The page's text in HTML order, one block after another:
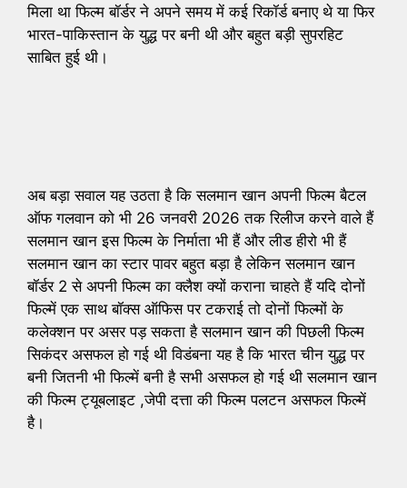
मिला था फिल्म बॉर्डर ने अपने समय में कई रिकॉर्ड बनाए थे या फिर
भारत-पाकिस्तान के युद्ध पर बनी थी और बहुत बड़ी सुपरहिट
साबित हुई थी।
अब बड़ा सवाल यह उठता है कि सलमान खान अपनी फिल्म बैटल
ऑफ गलवान को भी 26 जनवरी 2026 तक रिलीज करने वाले हैं
सलमान खान इस फिल्म के निर्माता भी हैं और लीड हीरो भी हैं
सलमान खान का स्टार पावर बहुत बड़ा है लेकिन सलमान खान
बॉर्डर 2 से अपनी फिल्म का क्लैश क्यों कराना चाहते हैं यदि दोनों
फिल्में एक साथ बॉक्स ऑफिस पर टकराई तो दोनों फिल्मों के
कलेक्शन पर असर पड़ सकता है सलमान खान की पिछली फिल्म
सिकंदर असफल हो गई थी विडंबना यह है कि भारत चीन युद्ध पर
बनी जितनी भी फिल्में बनी है सभी असफल हो गई थी सलमान खान
की फिल्म ट्यूबलाइट ,जेपी दत्ता की फिल्म पलटन असफल फिल्में
है।